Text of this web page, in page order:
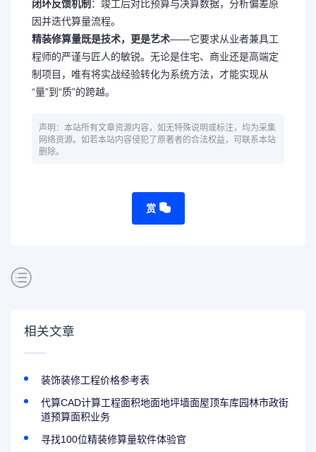
闭环反馈机制 ：竣工后对比预算与决算数据，分析偏差原
因并迭代算量流程。
精装修算量既是技术，更是艺术——它要求从业者兼具工
程师的严谨与匠人的敏锐。无论是住宅、商业还是高端定
制项目，唯有将实战经验转化为系统方法，才能实现从
“量”到“质”的跨越。
声明：本站所有文章资源内容，如无特殊说明或标注，均为采集
网络资源。如若本站内容侵犯了原著者的合法权益，可联系本站
删除。
赏
相关文章
装饰装修工程价格参考表
代算CAD计算工程面积地面地坪墙面屋顶车库园林市政街
道预算面积业务
寻找100位精装修算量软件体验官